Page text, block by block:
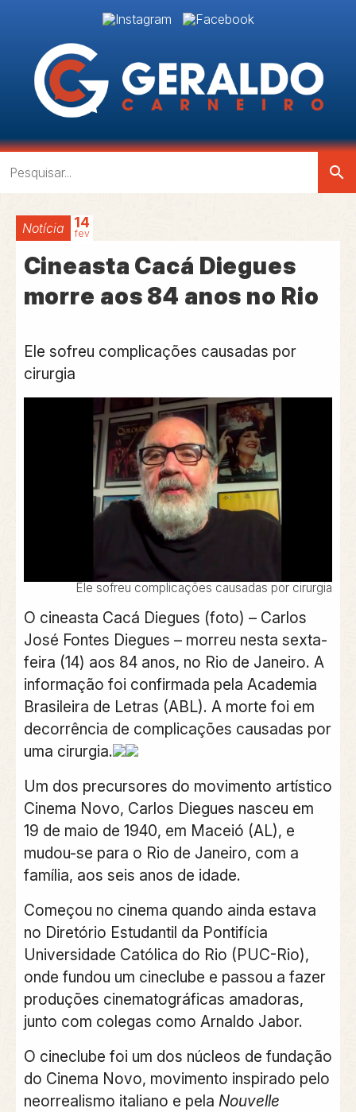
search
Notícia 14
fev
Cineasta Cacá Diegues
morre aos 84 anos no Rio
Ele sofreu complicações causadas por
cirurgia
Ele sofreu complicações causadas por cirurgia
O cineasta Cacá Diegues (foto) – Carlos
José Fontes Diegues – morreu nesta sexta-
feira (14) aos 84 anos, no Rio de Janeiro. A
informação foi confirmada pela Academia
Brasileira de Letras (ABL). A morte foi em
decorrência de complicações causadas por
uma cirurgia.
Um dos precursores do movimento artístico
Cinema Novo, Carlos Diegues nasceu em
19 de maio de 1940, em Maceió (AL), e
mudou-se para o Rio de Janeiro, com a
família, aos seis anos de idade.
Começou no cinema quando ainda estava
no Diretório Estudantil da Pontifícia
Universidade Católica do Rio (PUC-Rio),
onde fundou um cineclube e passou a fazer
produções cinematográficas amadoras,
junto com colegas como Arnaldo Jabor.
O cineclube foi um dos núcleos de fundação
do Cinema Novo, movimento inspirado pelo
neorrealismo italiano e pela Nouvelle